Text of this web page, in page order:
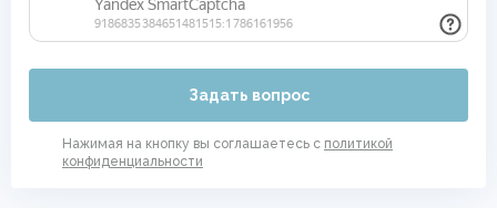
Задать вопрос
Нажимая на кнопку вы соглашаетесь с политикой
конфиденциальности